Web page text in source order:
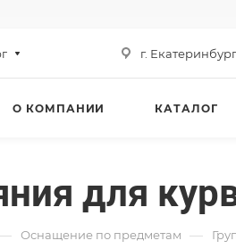
г.
О КОМПАНИИ КАТАЛОГ
для
Оснащение по предметам —